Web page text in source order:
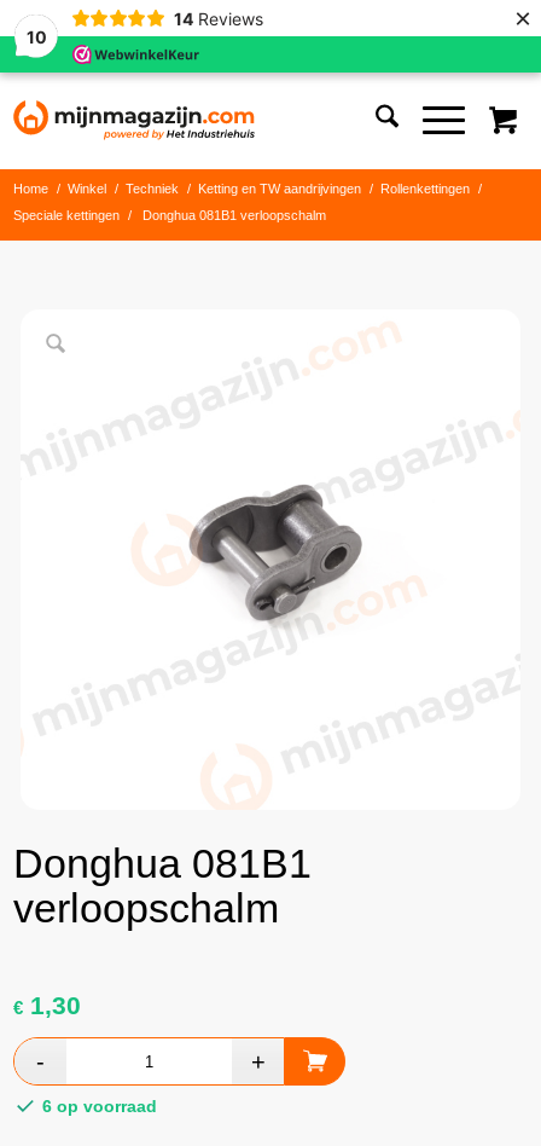
10
14 Reviews ×
Home / Winkel / Techniek / Ketting en TW aandrijvingen / Rollenkettingen
/
Speciale kettingen
/ Donghua 081B1 verloopschalm
Donghua 081B1
verloopschalm
€ 1,30
6 op voorraad